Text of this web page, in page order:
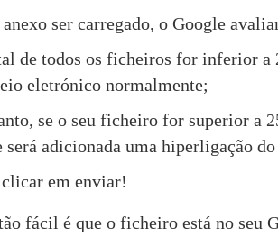
ser carregado, o Google
de todos os ficheiros for inferior a
eletrónico normalmente;
se o seu ficheiro for superior a
será adicionada uma hiperligação
em enviar!
fácil é que o ficheiro está no seu